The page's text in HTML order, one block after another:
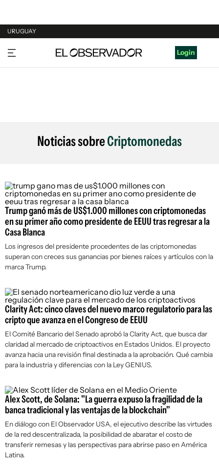
URUGUAY
URUGUAY
ARGENTINA
Login
Noticias sobreCriptomonedas
Trump ganó más de US$1.000 millones con criptomonedas
en su primer año como presidente de EEUU tras regresar a la
Casa Blanca
Los ingresos del presidente procedentes de las criptomonedas
superan con creces sus ganancias por bienes raíces y artículos con la
marca Trump.
Clarity Act: cinco claves del nuevo marco regulatorio para las
cripto que avanza en el Congreso de EEUU
El Comité Bancario del Senado aprobó la Clarity Act, que busca dar
claridad al mercado de criptoactivos en Estados Unidos. El proyecto
avanza hacia una revisión final destinada a la aprobación. Qué cambia
para la industria y diferencias con la Ley GENIUS.
Alex Scott, de Solana: "La guerra expuso la fragilidad de la
banca tradicional y las ventajas de la blockchain"
En diálogo con El Observador USA, el ejecutivo describe las virtudes
de la red descentralizada, la posibilidad de abaratar el costo de
transferir remesas y las perspectivas para abrirse paso en América
Latina.